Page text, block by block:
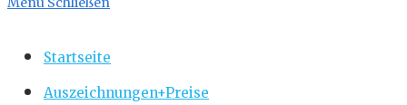
Startseite
Auszeichnungen+Preise